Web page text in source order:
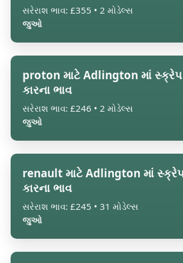
સરેરાશ ભાવ: £355 • 2 મોડેલ્સ
જુઓ
proton માટે Adlington માં સ્ક્રેપ
કારના ભાવ
સરેરાશ ભાવ: £246 • 2 મોડેલ્સ
જુઓ
renault માટે Adlington માં
કારના ભાવ
સરેરાશ ભાવ: £245 • 31 મોડેલ્સ
જુઓ